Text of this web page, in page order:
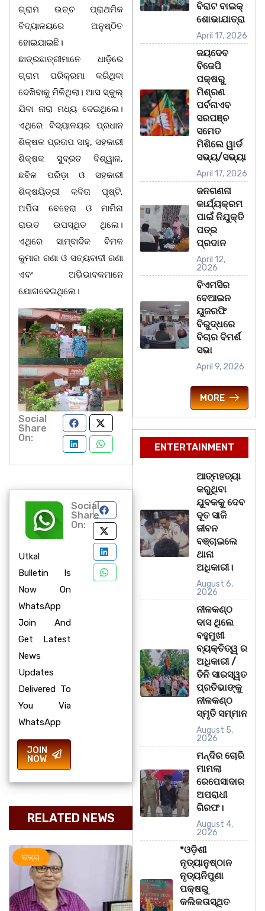
ଗ୍ରାମ ଉଚ୍ଚ ପ୍ରାଥମିକ
ବିଦ୍ୟାଳୟରେ ଅନୁଷ୍ଠିତ
ହୋଇଯାଇଛି।
ଛାତ୍ରଛାତ୍ରୀମାନେ ଧାଡ଼ିରେ
ଗ୍ରାମ ପରିକ୍ରମା କରିଥିବା
ଦେଖିବାକୁ ମିଳିଥିଲା। ଆସ ସ୍କୁଲ୍
ଯିବା ନାରା ମଧ୍ୟ ଦେଇଥିଲେ।
ଏଥିରେ ବିଦ୍ୟାଳୟର ପ୍ରଧାନ
ଶିକ୍ଷକ ପ୍ରତାପ ସାହୁ, ସହକାରୀ
ଶିକ୍ଷକ ସୁବ୍ରତ ବିଶ୍ୱାଳ,
ଛବିଳ ପରିଡ଼ା ଓ ସହକାରୀ
ଶିକ୍ଷୟିତ୍ରୀ କବିତା ପୃଷ୍ଟି,
ଅର୍ପିତା ବେହେରା ଓ ମାମିନା
ରାଉତ ଉପସ୍ଥିତ ଥିଲେ।
ଏଥିରେ ସାମ୍ବାଦିକ ବିମଳ
କୁମାର ରଣା ଓ ସତ୍ୟବାଦୀ ରଣା
ଏବଂ ଅଭିଭାବକମାନେ
ଯୋଗଦେଇଥିଲେ।
Social
Share
On:
Utkal
Bulletin Is
Now On
WhatsApp
Join And
Get Latest
News
Updates
Delivered To
You Via
WhatsApp
JOIN
NOW
Social
Share
On:
RELATED NEWS
ରାଜ୍ୟ ଶିକ୍ଷା
ବିରାଟ ବାଇକ୍
ଶୋଭାଯାତ୍ରା
April 17, 2026
ଜୟଦେବ
ବିଜେପି
ପକ୍ଷରୁ
ମିଶ୍ରଣ
ପର୍ବନାଏବ
ସରପଞ୍ଚ
ସମେତ
ମିଶିଲେ ୱାର୍ଡ
ସଭ୍ୟ/ସଭ୍ୟା
April 17, 2026
ଜନଗଣନା
କାର୍ଯ୍ୟକ୍ରମ
ପାଇଁ ନିଯୁକ୍ତି
ପତ୍ର
ପ୍ରଦାନ
April 12,
2026
ବିଏମସିର
ବେଆଇନ
ୟୁଜରଫି
ବିରୁଦ୍ଧରେ
ବିଚାର ବିମର୍ଶ
ସଭା
April 9, 2026
MORE
ENTERTAINMENT
ଆତ୍ମହତ୍ୟା
କରୁଥିବା
ଯୁବକକୁ ଦେବ
ଦୂତ ସାଜି
ଜୀବନ
ବଞ୍ଚାଇଲେ
ଥାନା
ଅଧିକାରୀ।
August 6,
2026
ନୀଳକଣ୍ଠ
ଦାସ ଥିଲେ
ବହୁମୁଖୀ
ବ୍ୟକ୍ତିତ୍ୱ ର
ଅଧିକାରୀ /
ତିନି ସାରସ୍ୱତ
ପ୍ରତିଭାଙ୍କୁ
ନୀଳକଣ୍ଠ
ସ୍ମୃତି ସମ୍ମାନ
August 5,
2026
ମନ୍ଦିର ଚୋରି
ମାମଲା
ରେପେସାଦାର
ଅପରାଧୀ
ଗିରଫ।
August 4,
2026
*ଓଡ଼ିଶୀ
ନୃତ୍ୟାନୁଷ୍ଠାନ
ନୃତ୍ୟନିପୁଣା
ପକ୍ଷରୁ
କଲିକତାସ୍ଥିତ